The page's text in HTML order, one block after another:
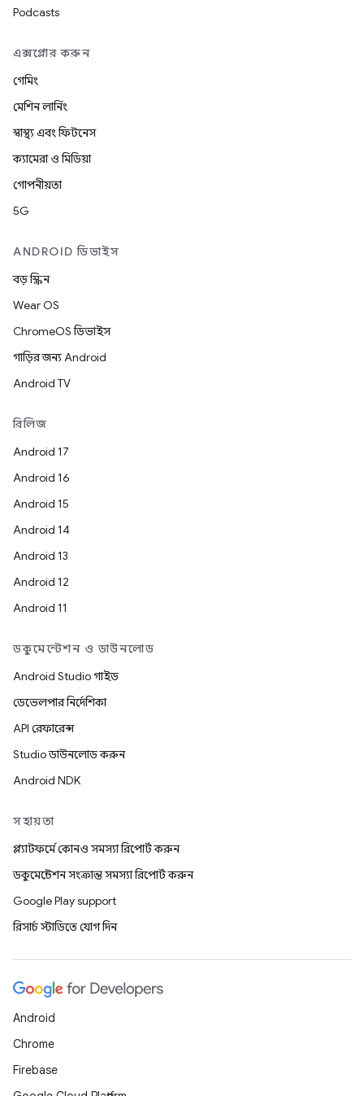
Podcasts
এক্সপ্লোর করুন
গেমিং
মেশিন লার্নিং
স্বাস্থ্য এবং ফিটনেস
ক্যামেরা ও মিডিয়া
গোপনীয়তা
5G
ANDROID ডিভাইস
বড় স্ক্রিন
Wear OS
ChromeOS ডিভাইস
গাড়ির জন্য Android
Android TV
রিলিজ
Android 17
Android 16
Android 15
Android 14
Android 13
Android 12
Android 11
ডকুমেন্টেশন ও ডাউনলোড
Android Studio গাইড
ডেভেলপার নির্দেশিকা
API রেফারেন্স
Studio ডাউনলোড করুন
Android NDK
সহায়তা
প্ল্যাটফর্মে কোনও সমস্যা রিপোর্ট করুন
ডকুমেন্টেশন সংক্রান্ত সমস্যা রিপোর্ট করুন
Google Play support
রিসার্চ স্টাডিতে যোগ দিন
Android
Chrome
Firebase